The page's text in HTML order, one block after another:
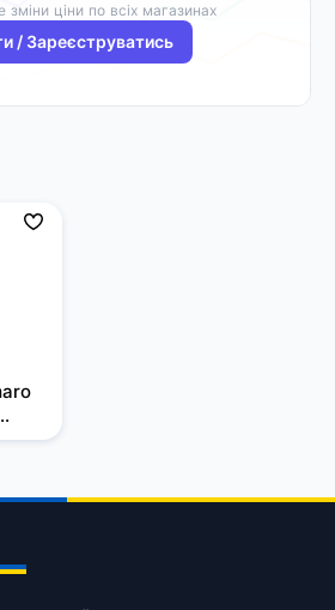
зміни ціни по всіх магазинах
/ Зареєструватись
з